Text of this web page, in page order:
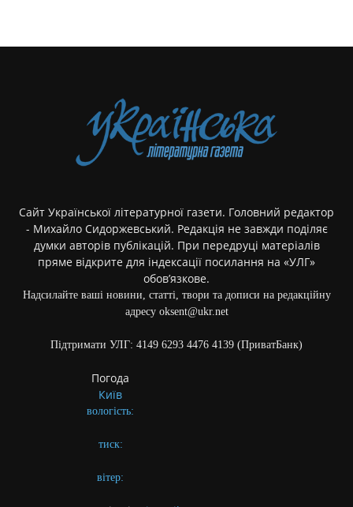
Сайт Української літературної газети. Головний редактор
- Михайло Сидоржевський. Редакція не завжди поділяє
думки авторів публікацій. При передруці матеріалів
пряме відкрите для індексації посилання на «УЛГ»
обов’язкове.
Надсилайте ваші новини, статті, твори та дописи на редакційну
адресу oksent@ukr.net
Підтримати УЛГ: 4149 6293 4476 4139 (ПриватБанк)
Погода
Київ
вологість:
тиск:
вітер: